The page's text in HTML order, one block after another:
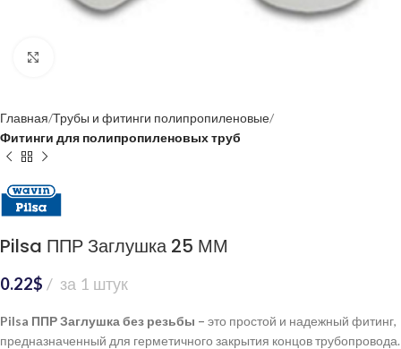
Главная Трубы и фитинги полипропиленовые
Фитинги для полипропиленовых труб
Pilsa ППР Заглушка 25 ММ
0.22$ за 1 штук
Pilsa ППРЗаглушка без резьбы – это простой и надежный фитинг,
предназначенный для герметичного закрытия концов трубопровода.